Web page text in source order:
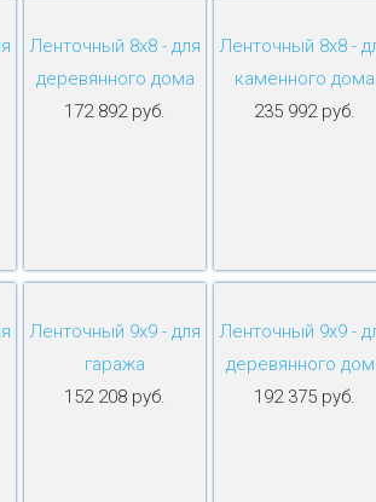
Ленточный 8х8 - для
деревянного дома
172 892 руб.
Ленточный 8х8 -
каменного дома
235 992 руб.
Ленточный 9х9 - для
гаража
152 208 руб.
Ленточный 9х9 -
деревянного
192 375 руб.